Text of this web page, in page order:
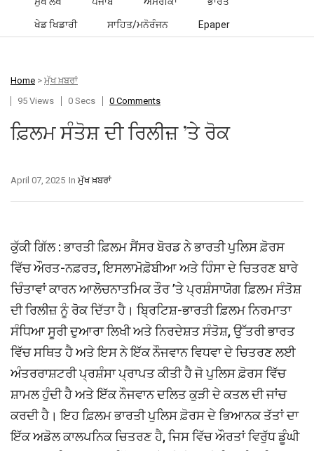
ਖੇਡ ਖਿਡਾਰੀ ਸਾਹਿਤ/ਮਨੋਰੰਜਨ Epaper
Home > ਮੁੱਖ ਖ਼ਬਰਾਂ
95 Views
0 Secs 0 Comments
ਫ਼ਿਲਮ ਸੰਤੋਸ਼ ਦੀ ਰਿਲੀਜ਼ ’ਤੇ ਰੋਕ
In ਮੁੱਖ ਖ਼ਬਰਾਂ
April 07, 2025
ਕੁੱਕੀ ਗਿੱਲ : ਭਾਰਤੀ ਫ਼ਿਲਮ ਸੈਂਸਰ ਬੋਰਡ ਨੇ ਭਾਰਤੀ ਪੁਲਿਸ ਫ਼ੋਰਸ
ਵਿੱਚ ਔਰਤ-ਨਫ਼ਰਤ, ਇਸਲਾਮੋਫ਼ੋਬੀਆ ਅਤੇ ਹਿੰਸਾ ਦੇ ਚਿਤਰਣ ਬਾਰੇ
ਚਿੰਤਾਵਾਂ ਕਾਰਨ ਆਲੋਚਨਾਤਮਿਕ ਤੌਰ ’ਤੇ ਪ੍ਰਸ਼ੰਸਾਯੋਗ ਫ਼ਿਲਮ ਸੰਤੋਸ਼
ਦੀ ਰਿਲੀਜ਼ ਨੂੰ ਰੋਕ ਦਿੱਤਾ ਹੈ। ਬ੍ਰਿਟਿਸ਼-ਭਾਰਤੀ ਫ਼ਿਲਮ ਨਿਰਮਾਤਾ
ਸੰਧਿਆ ਸੂਰੀ ਦੁਆਰਾ ਲਿਖੀ ਅਤੇ ਨਿਰਦੇਸ਼ਤ ਸੰਤੋਸ਼, ਉੱਤਰੀ ਭਾਰਤ
ਵਿੱਚ ਸਥਿਤ ਹੈ ਅਤੇ ਇਸ ਨੇ ਇੱਕ ਨੌਜਵਾਨ ਵਿਧਵਾ ਦੇ ਚਿਤਰਣ ਲਈ
ਅੰਤਰਰਾਸ਼ਟਰੀ ਪ੍ਰਸ਼ੰਸਾ ਪ੍ਰਾਪਤ ਕੀਤੀ ਹੈ ਜੋ ਪੁਲਿਸ ਫ਼ੋਰਸ ਵਿੱਚ
ਸ਼ਾਮਲ ਹੁੰਦੀ ਹੈ ਅਤੇ ਇੱਕ ਨੌਜਵਾਨ ਦਲਿਤ ਕੁੜੀ ਦੇ ਕਤਲ ਦੀ ਜਾਂਚ
ਕਰਦੀ ਹੈ। ਇਹ ਫ਼ਿਲਮ ਭਾਰਤੀ ਪੁਲਿਸ ਫ਼ੋਰਸ ਦੇ ਭਿਆਨਕ ਤੱਤਾਂ ਦਾ
ਇੱਕ ਅਡੋਲ ਕਾਲਪਨਿਕ ਚਿਤਰਣ ਹੈ, ਜਿਸ ਵਿੱਚ ਔਰਤਾਂ ਵਿਰੁੱਧ ਡੂੰਘੀ